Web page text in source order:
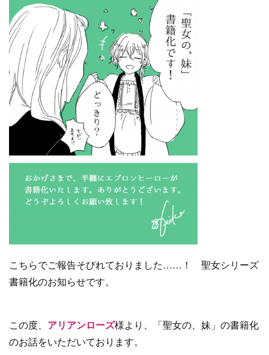
こちらでご報告そびれておりました……！ 聖女シリーズ
書籍化のお知らせです。
この度、 アリアンローズ様より、「聖女の、妹」の書籍化
のお話をいただいております。